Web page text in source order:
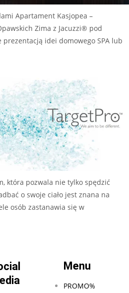
Apartament Kasjopea –
Zima z Jacuzzi® pod
idei domowego SPA lub
która pozwala nie tylko spędzić
o swoje ciało jest znana na
osób zastanawia się w
Menu
PROMO%